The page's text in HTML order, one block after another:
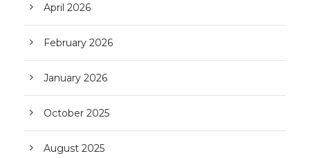
April 2026
February 2026
January 2026
October 2025
August 2025